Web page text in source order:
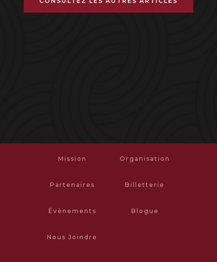
Mission Organisation
Partenaires Billetterie
Évènements Blogue
Nous Joindre